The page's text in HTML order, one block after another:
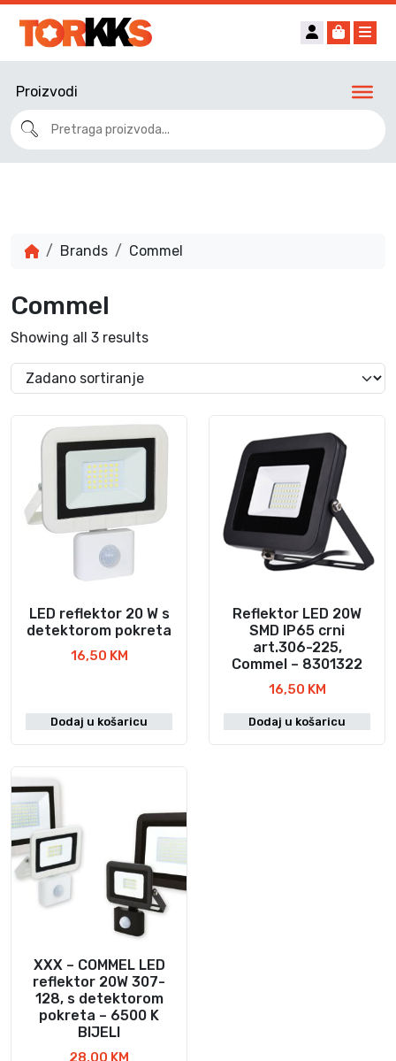
Account
Cart
Proizvodi
Brands Commel
Commel
Showing all 3 results
LED reflektor 20 W s
detektorom pokreta
16,50 KM
Dodaj u košaricu
Reflektor LED 20W
SMD IP65 crni
art.306-225,
Commel – 8301322
16,50 KM
Dodaj u košaricu
XXX – COMMEL LED
reflektor 20W 307-
128, s detektorom
pokreta – 6500 K
BIJELI
28,00 KM